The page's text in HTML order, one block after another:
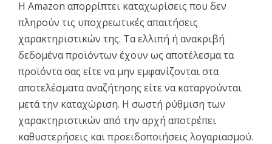
Η Amazon απορρίπτει καταχωρίσεις που δεν
πληρούν τις υποχρεωτικές απαιτήσεις
χαρακτηριστικών της. Τα ελλιπή ή ανακριβή
δεδομένα προϊόντων έχουν ως αποτέλεσμα τα
προϊόντα σας είτε να μην εμφανίζονται στα
αποτελέσματα αναζήτησης είτε να καταργούνται
μετά την καταχώριση. Η σωστή ρύθμιση των
χαρακτηριστικών από την αρχή αποτρέπει
καθυστερήσεις και προειδοποιήσεις λογαριασμού.